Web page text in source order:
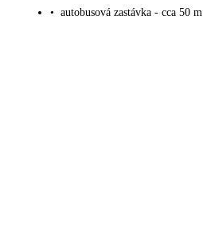
• autobusová zastávka - cca 50 m